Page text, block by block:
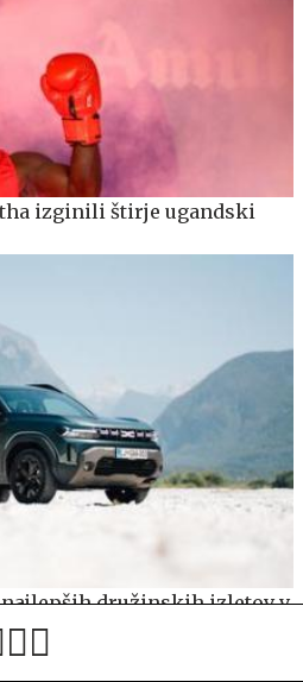
izginili štirje ugandski
družinskih izletov v